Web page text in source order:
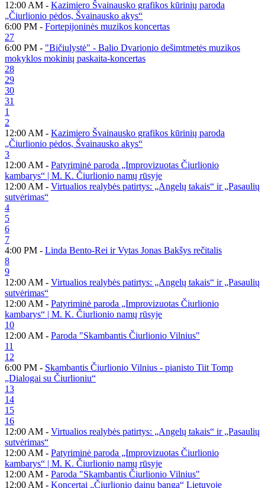
12:00 AM - Kazimiero Švainausko grafikos kūrinių paroda
„Čiurlionio pėdos, Švainausko akys“
6:00 PM - Fortepijoninės muzikos koncertas
27
6:00 PM - "Bičiulystė" - Balio Dvarionio dešimtmetės muzikos
mokyklos mokinių paskaita-koncertas
28
29
30
31
1
2
12:00 AM - Kazimiero Švainausko grafikos kūrinių paroda
„Čiurlionio pėdos, Švainausko akys“
3
12:00 AM - Patyriminė paroda „Improvizuotas Čiurlionio
kambarys“ | M. K. Čiurlionio namų rūsyje
12:00 AM - Virtualios realybės patirtys: „Angelų takais“ ir „Pasaulių
sutvėrimas“
4
5
6
7
4:00 PM - Linda Bento-Rei ir Vytas Jonas Bakšys rečitalis
8
9
12:00 AM - Virtualios realybės patirtys: „Angelų takais“ ir „Pasaulių
sutvėrimas“
12:00 AM - Patyriminė paroda „Improvizuotas Čiurlionio
kambarys“ | M. K. Čiurlionio namų rūsyje
10
12:00 AM - Paroda "Skambantis Čiurlionio Vilnius"
11
12
6:00 PM - Skambantis Čiurlionio Vilnius - pianisto Tiit Tomp
„Dialogai su Čiurlioniu“
13
14
15
16
12:00 AM - Virtualios realybės patirtys: „Angelų takais“ ir „Pasaulių
sutvėrimas“
12:00 AM - Patyriminė paroda „Improvizuotas Čiurlionio
kambarys“ | M. K. Čiurlionio namų rūsyje
12:00 AM - Paroda "Skambantis Čiurlionio Vilnius"
12:00 AM - Koncertai „Čiurlionio dainų banga“ Lietuvoje